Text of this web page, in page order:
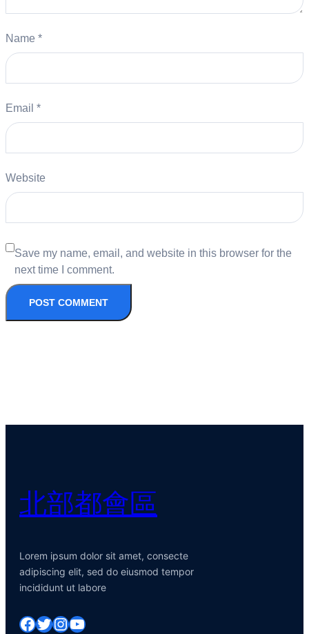
Name *
Email *
Website
Save my name, email, and website in this browser for the
next time I comment.
北部都會區
Lorem ipsum dolor sit amet, consecte
adipiscing elit, sed do eiusmod tempor
incididunt ut labore
Facebook Twitter InstagramYouTube